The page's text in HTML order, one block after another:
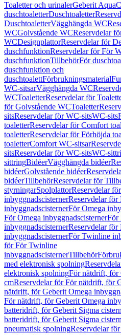
Toaletter och urinalerGeberit
duschtoaletterDuschtoaletter
DuschtoaletterVägghängda WC
WCGolvstående WCReservdelar
WCDesignplattorReservdelar för
duschfunktionReservdelar för För
duschfunktionTillbehörFör
duschfunktion och
duschtoalettFörbrukningsmaterial
WC-sitsarVägghängda WC
WCToaletterReservdelar för
för Golvstående WCToaletter
sitsReservdelar för WC-sitsWC-sits
toaletterReservdelar för Comfort
toaletterReservdelar för Förhöjda
toaletterComfort WC-sitsar
sitsReservdelar för WC-sitsWC-
sittringBidéerVägghängda bidéer
bidéerGolvstående bidéer
bidéerTillbehörReservdelar för
styrningarSpolplattorReservdelar
inbyggnadscisternerReservdelar för
inbyggnadscisternerFör Omega
För Omega inbyggnadscisternerFör
inbyggnadscisternerReservdelar för
inbyggnadscisternerFör Twinline
för För Twinline
inbyggnadscisternerTillbehör
med elektronisk spolning
elektronisk spolningFör nätdrift, för
cmReservdelar för För nätdrift, för
nätdrift, för Geberit Omega
För nätdrift, för Geberit Omega
batteridrift, för Geberit Sigma
batteridrift, för Geberit Sigma
pneumatisk spolningReservdelar